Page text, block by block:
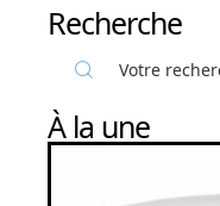
Recherche
À la une